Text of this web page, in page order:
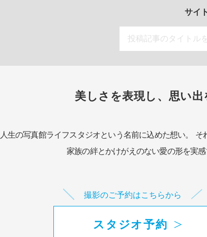
サイ
美しさを表現し、思い
人生の写真館ライフスタジオという名前に込めた想い。
そ
家族の絆とかけがえのない愛の形を実感
撮影のご予約はこちらから
スタジオ予約